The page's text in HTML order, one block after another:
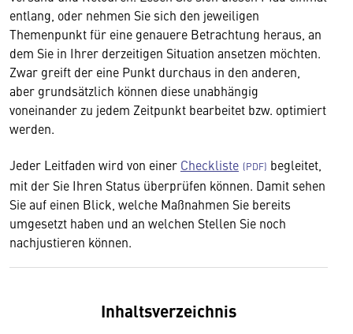
entlang, oder nehmen Sie sich den jeweiligen
Themenpunkt für eine genauere Betrachtung heraus, an
dem Sie in Ihrer derzeitigen Situation ansetzen möchten.
Zwar greift der eine Punkt durchaus in den anderen,
aber grundsätzlich können diese unabhängig
voneinander zu jedem Zeitpunkt bearbeitet bzw. optimiert
werden.
Jeder Leitfaden wird von einer Checkliste
begleitet,
mit der Sie Ihren Status überprüfen können. Damit sehen
Sie auf einen Blick, welche Maßnahmen Sie bereits
umgesetzt haben und an welchen Stellen Sie noch
nachjustieren können.
Inhaltsverzeichnis